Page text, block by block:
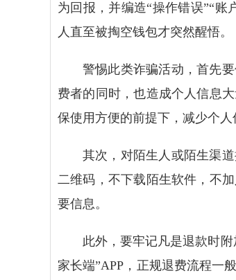
为回报，并编造“操作错误”“账
人直至被掏空钱包才突然醒悟。
警惕此类诈骗活动，首先
费者的同时，也造成个人信息
保使用方便的前提下，减少个人
其次，对陌生人或陌生渠
二维码，不下载陌生软件，不
要信息。
此外，要牢记凡是退款时
家长端”APP，正规退费流程一